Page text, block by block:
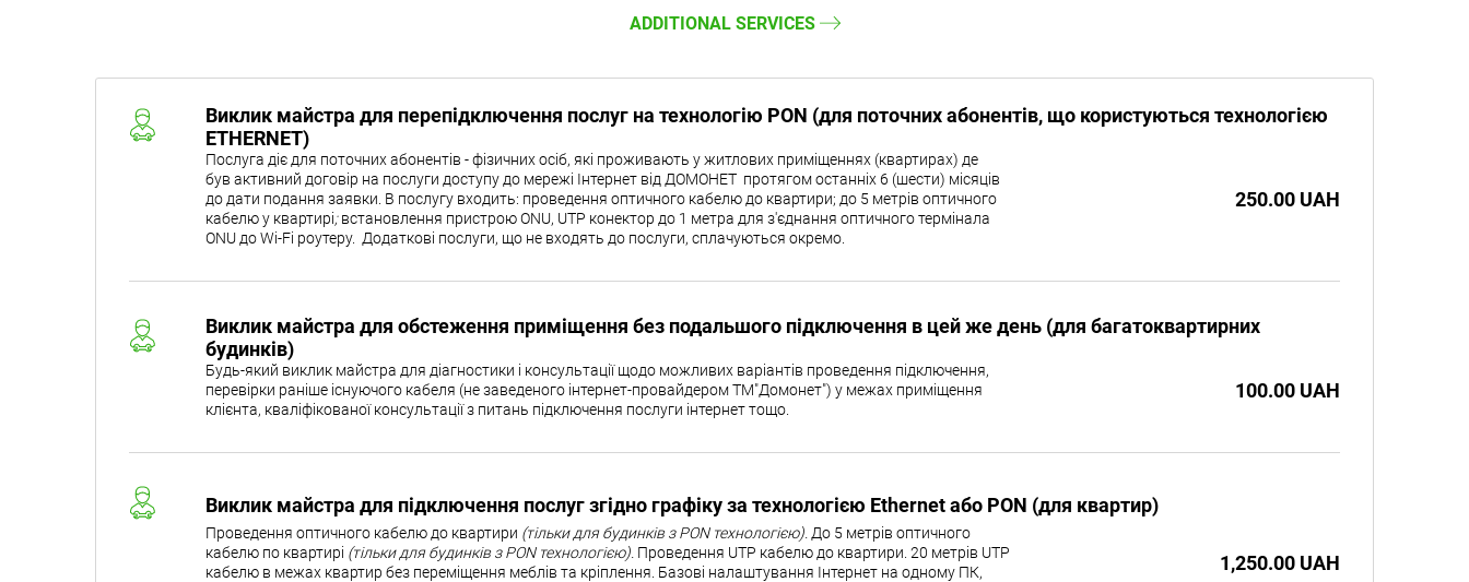
ADDITIONAL SERVICES
Виклик майстра для перепідключення послуг на технологію PON (для поточних абонентів, що користуються технологією
ETHERNET)
Послуга діє для поточних абонентів - фізичних осіб, які проживають у житлових приміщеннях (квартирах) де
був активний договір на послуги доступу до мережі Інтернет від ДОМОНЕТ протягом останніх 6 (шести) місяців
до дати подання заявки. В послугу входить: проведення оптичного кабелю до квартири; до 5 метрів оптичного
кабелю у квартирі;встановлення пристрою ONU, UTP конектор до 1 метра для з'єднання оптичного термінала
ONU до Wi-Fi роутеру. Додаткові послуги, що не входять до послуги, сплачуються окремо.
250.00 UAH
Виклик майстра для обстеження приміщення без подальшого підключення в цей же день (для багатоквартирних
будинків)
Будь-який виклик майстра для діагностики і консультації щодо можливих варіантів проведення підключення,
перевірки раніше існуючого кабеля (не заведеного інтернет-провайдером ТМ"Домонет") у межах приміщення
клієнта, кваліфікованої консультації з питань підключення послуги інтернет тощо.
100.00 UAH
Виклик майстра для підключення послуг згідно графіку за технологією Ethernet або PON (для квартир)
Проведення оптичного кабелю до квартири (тільки для будинків з PON технологією). До 5 метрів оптичного
кабелю по квартирі (тільки для будинків з PON технологією). Проведення UTP кабелю до квартири. 20 метрів UTP
кабелю в межах квартир без переміщення меблів та кріплення. Базові налаштування Інтернет на одному ПК,
1,250.00 UAH